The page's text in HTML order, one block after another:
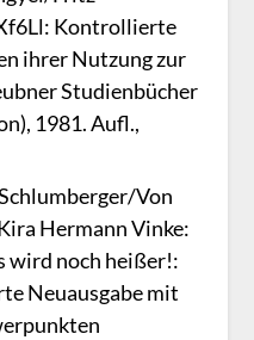
Kontrollierte
ihrer Nutzung zur
Studienbücher
1981. Aufl.,
Von
Hermann Vinke:
wird noch heißer!:
Neuausgabe mit